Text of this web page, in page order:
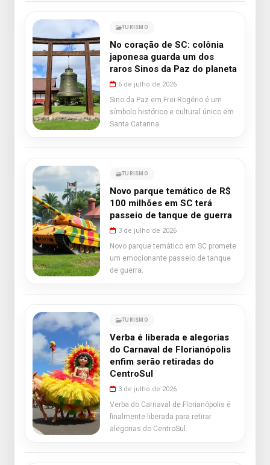
TURISMO
No coração de SC: colônia
japonesa guarda um dos
raros Sinos da Paz do planeta
6 de julho de 2026
Sino da Paz em Frei Rogério é um
símbolo histórico e cultural único em
Santa Catarina.
TURISMO
Novo parque temático de R$
100 milhões em SC terá
passeio de tanque de guerra
3 de julho de 2026
Novo parque temático em SC promete
um emocionante passeio de tanque
de guerra.
TURISMO
Verba é liberada e alegorias
do Carnaval de Florianópolis
enfim serão retiradas do
CentroSul
3 de julho de 2026
Verba do Carnaval de Florianópolis é
finalmente liberada para retirar
alegorias do CentroSul.